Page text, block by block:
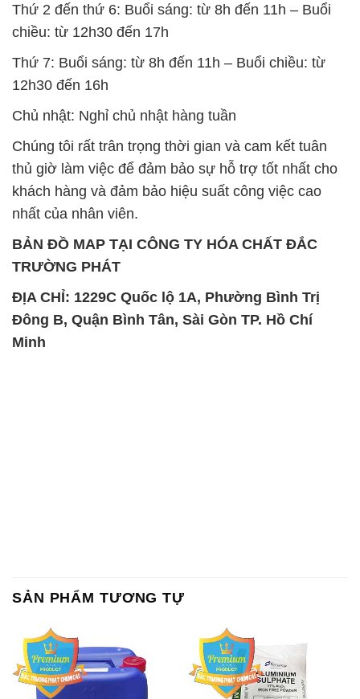
Thứ 2 đến thứ 6: Buổi sáng: từ 8h đến 11h – Buổi
chiều: từ 12h30 đến 17h
Thứ 7: Buổi sáng: từ 8h đến 11h – Buổi chiều: từ
12h30 đến 16h
Chủ nhật: Nghỉ chủ nhật hàng tuần
Chúng tôi rất trân trọng thời gian và cam kết tuân
thủ giờ làm việc để đảm bảo sự hỗ trợ tốt nhất cho
khách hàng và đảm bảo hiệu suất công việc cao
nhất của nhân viên.
BẢN ĐỒ MAP TẠI CÔNG TY HÓA CHẤT ĐẮC
TRƯỜNG PHÁT
ĐỊA CHỈ: 1229C Quốc lộ 1A, Phường Bình Trị
Đông B, Quận Bình Tân, Sài Gòn TP. Hồ Chí
Minh
SẢN PHẨM TƯƠNG TỰ